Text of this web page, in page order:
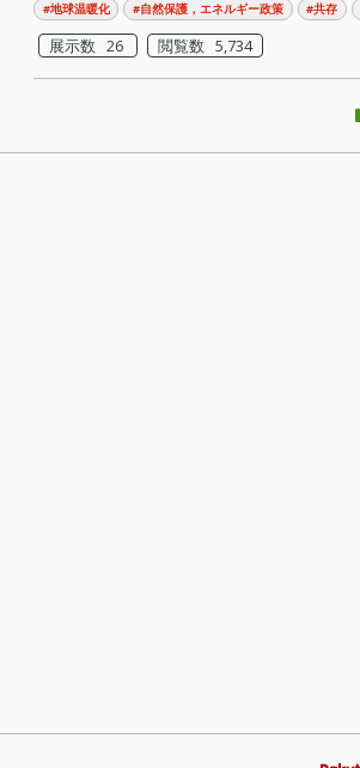
#地球温暖化 #自然保護，エネルギー政策 #共存
展示数 26 閲覧数 5,734